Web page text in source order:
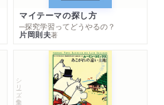
マイテーマの探し方
─探究学習ってどうやるの？
片岡則夫著
シリーズ・全集